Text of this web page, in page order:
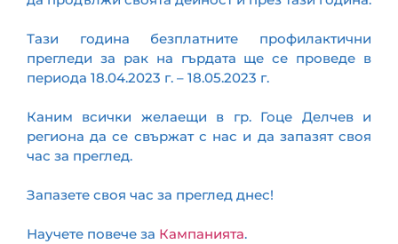
Тази година безплатните профилактични
прегледи за рак на гърдата ще се проведе в
периода 18.04.2023 г. – 18.05.2023 г.
Каним всички желаещи в гр. Гоце Делчев и
региона да се свържат с нас и да запазят своя
час за преглед.
Запазете своя час за преглед днес!
Научете повече за Кампанията.